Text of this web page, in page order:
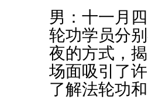
男：十一月
轮功学员分
夜的方式，
场面吸引了
了解法轮功